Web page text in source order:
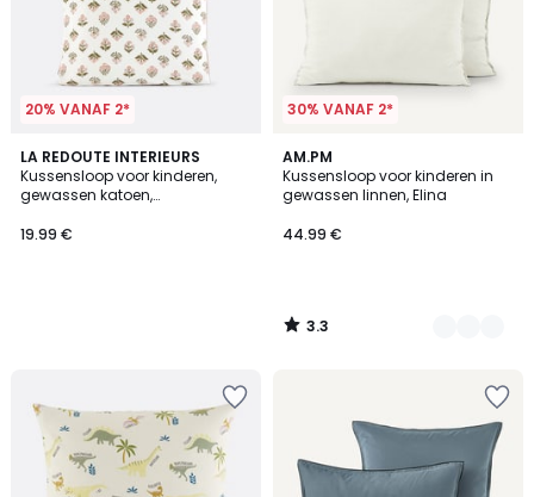
20% VANAF 2*
LA REDOUTE INTERIEURS
Kussensloop voor kinderen,
gewassen katoen,
19.99 €
30% VANAF 2*
AM.PM
Kussensloop voor kinderen in
gewassen linnen, Elina
44.99 €
3.3
/ 5
24
Kleuren
3.3
/